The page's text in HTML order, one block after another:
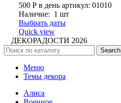
500 Р в день артикул: 01010
Наличие: 1 шт
Выбрать даты
Quick view
ДЕКОРАДОСТИ 2026
Search
Меню
Темы декора
Алиса